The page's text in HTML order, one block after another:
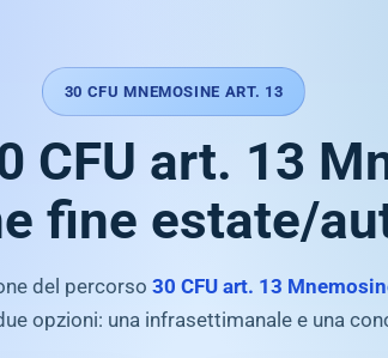
30 CFU MNEMOSINE ART. 13
CFU art. 13
fine estate/
del percorso 30 CFU art. 13
opzioni: una infrasettimanale e una